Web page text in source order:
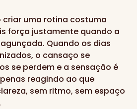
criar uma rotina costuma
força justamente quando a
Quando os dias
o cansaço se
se perdem e a sensação é
reagindo ao que
sem ritmo, sem espaço